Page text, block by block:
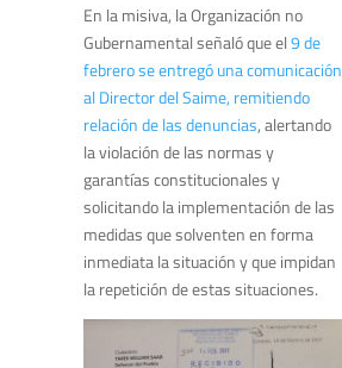
En la misiva, la Organización no
Gubernamental señaló que el9 de
febrero se entregó una comunicación
al Director del Saime, remitiendo
relación de las denuncias, alertando
la violación de las normas y
garantías constitucionales y
solicitando la implementación de las
medidas que solventen en forma
inmediata la situación y que impidan
la repetición de estas situaciones.